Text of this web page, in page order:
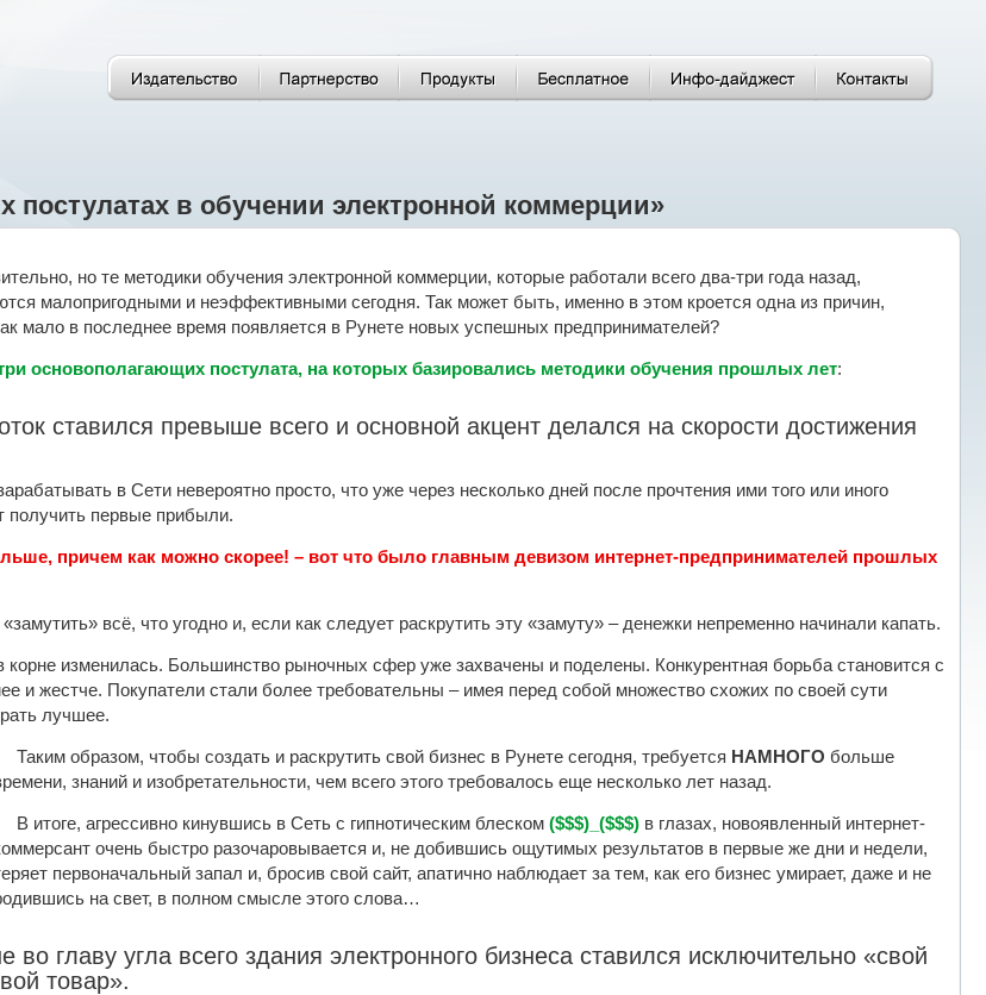
постулатах в обучении электронной коммерции»
но те методики обучения электронной коммерции, которые работали всего два-три года назад,
малопригодными и неэффективными сегодня. Так может быть, именно в этом кроется одна из причин,
мало в последнее время появляется в Рунете новых успешных предпринимателей?
основополагающих постулата, на которых базировались методики обучения прошлых лет:
ставился превыше всего и основной акцент делался на скорости достижения
в Сети невероятно просто, что уже через несколько дней после прочтения ими того или иного
получить первые прибыли.
причем как можно скорее! – вот что было главным девизом интернет-предпринимателей прошлых
всё, что угодно и, если как следует раскрутить эту «замуту» – денежки непременно начинали капать.
корне изменилась. Большинство рыночных сфер уже захвачены и поделены. Конкурентная борьба становится с
и жестче. Покупатели стали более требовательны – имея перед собой множество схожих по своей сути
лучшее.
Таким образом, чтобы создать и раскрутить свой бизнес в Рунете сегодня, требуется НАМНОГО больше
знаний и изобретательности, чем всего этого требовалось еще несколько лет назад.
В итоге, агрессивно кинувшись в Сеть с гипнотическим блеском ($$$)_($$$) в глазах, новоявленный интернет-
очень быстро разочаровывается и, не добившись ощутимых результатов в первые же дни и недели,
первоначальный запал и, бросив свой сайт, апатично наблюдает за тем, как его бизнес умирает, даже и не
на свет, в полном смысле этого слова…
во главу угла всего здания электронного бизнеса ставился исключительно «свой
товар».